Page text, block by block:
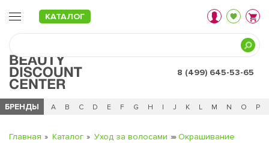
КАТАЛОГ
8 (499) 645-53-65
БРЕНДЫ
Ч 0 - 9 A B C D E F G H I J K L M N O P
Главная Каталог Уход за волосами
Окрашивание